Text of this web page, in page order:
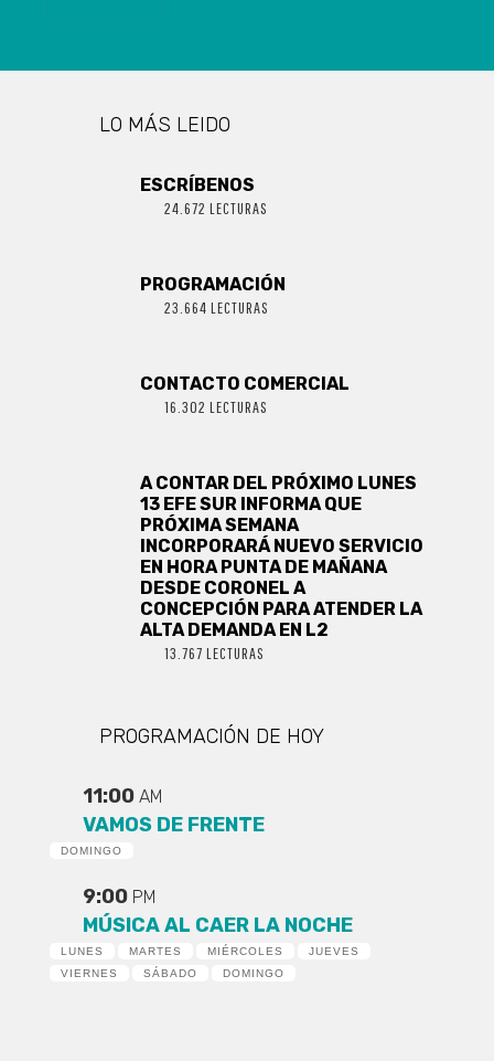
LO MÁS LEIDO
ESCRÍBENOS
24.672 LECTURAS
PROGRAMACIÓN
23.664 LECTURAS
CONTACTO COMERCIAL
16.302 LECTURAS
A CONTAR DEL PRÓXIMO LUNES
13 EFE SUR INFORMA QUE
PRÓXIMA SEMANA
INCORPORARÁ NUEVO SERVICIO
EN HORA PUNTA DE MAÑANA
DESDE CORONEL A
CONCEPCIÓN PARA ATENDER LA
ALTA DEMANDA EN L2
13.767 LECTURAS
PROGRAMACIÓN DE HOY
11:00 AM
VAMOS DE FRENTE
DOMINGO
9:00 PM
MÚSICA AL CAER LA NOCHE
LUNES MARTES MIÉRCOLES
JUEVES
VIERNES
SÁBADO DOMINGO